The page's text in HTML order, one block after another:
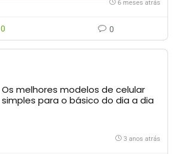
6 meses atrás
0 0
Os melhores modelos de celular
simples para o básico do dia a dia
3 anos atrás